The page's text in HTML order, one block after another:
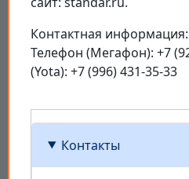
Контактная
Телефон (Мегафон): +7
(Yota): +7 (996) 431-35-33
Контакты